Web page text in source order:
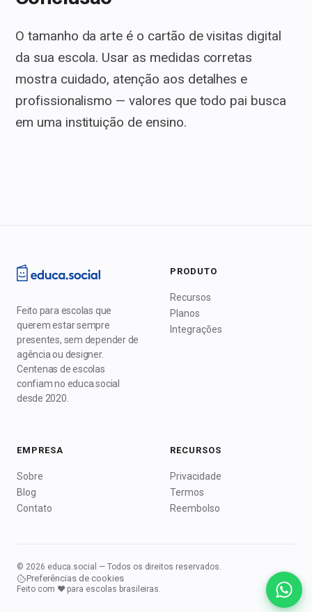
O tamanho da arte é o cartão de visitas digital
da sua escola. Usar as medidas corretas
mostra cuidado, atenção aos detalhes e
profissionalismo — valores que todo pai busca
em uma instituição de ensino.
Feito para escolas que
querem estar sempre
presentes, sem depender de
agência ou designer.
Centenas de escolas
confiam no educa.social
desde 2020.
PRODUTO
Recursos
Planos
Integrações
EMPRESA
Sobre
Blog
Contato
RECURSOS
Privacidade
Termos
Reembolso
© 2026 educa.social — Todos os direitos reservados.
Preferências de cookies
Feito com ♥ para escolas brasileiras.